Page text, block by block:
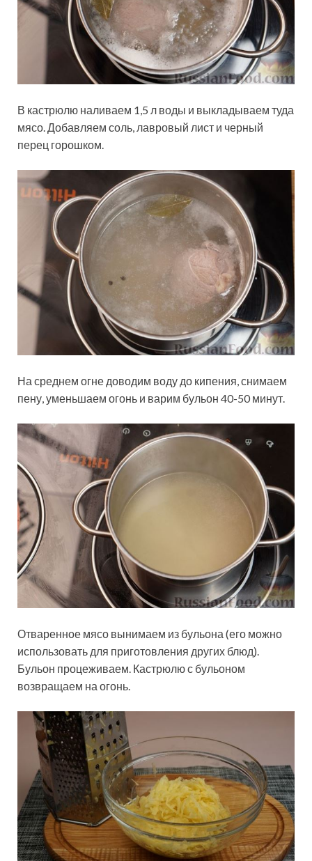
В кастрюлю наливаем 1,5 л воды и выкладываем туда
мясо. Добавляем соль, лавровый лист и черный
перец горошком.
На среднем огне доводим воду до кипения, снимаем
пену, уменьшаем огонь и варим бульон 40-50 минут.
Отваренное мясо вынимаем из бульона (его можно
использовать для приготовления других блюд).
Бульон процеживаем. Кастрюлю с бульоном
возвращаем на огонь.